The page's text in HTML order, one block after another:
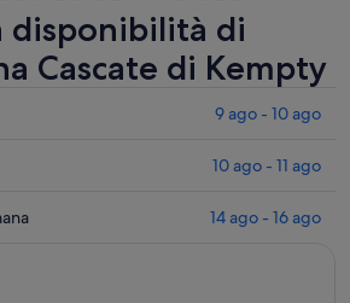
disponibilità di
Cascate di Kempty
9 ago - 10 ago
10 ago - 11 ago
14 ago - 16 ago